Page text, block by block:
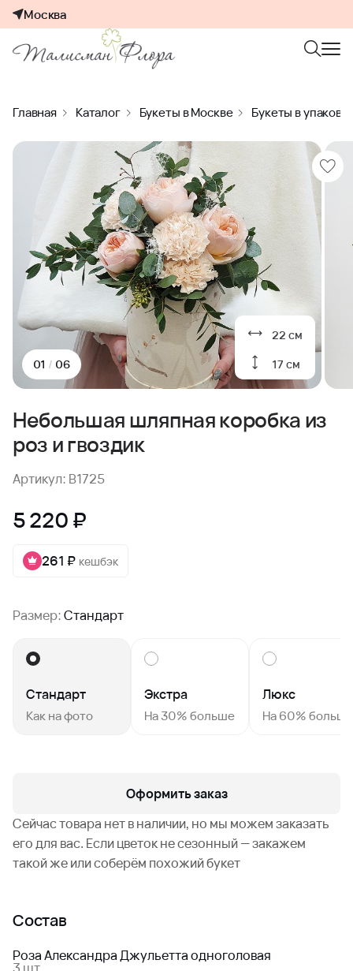
Москва
Главная Каталог Букеты в Москве Букеты в
22 см
17 см
01 / 06
Небольшая шляпная коробка из
роз и гвоздик
Артикул: B1725
5 220 ₽
261 ₽ кешбэк
Размер:Стандарт
Стандарт
Как на фото
Экстра
На 30% больше
Люкс
На 60% больше
Оформить заказ
Сейчас товара нет в наличии, но мы можем заказать
его для вас. Если цветок не сезонный — закажем
такой же или соберём похожий букет
Состав
Роза Александра Джульетта одноголовая